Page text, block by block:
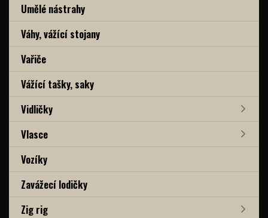
Umělé nástrahy
Váhy, vážící stojany
Vařiče
Vážící tašky, saky
Vidličky
Vlasce
Vozíky
Zavážecí lodičky
Zig rig